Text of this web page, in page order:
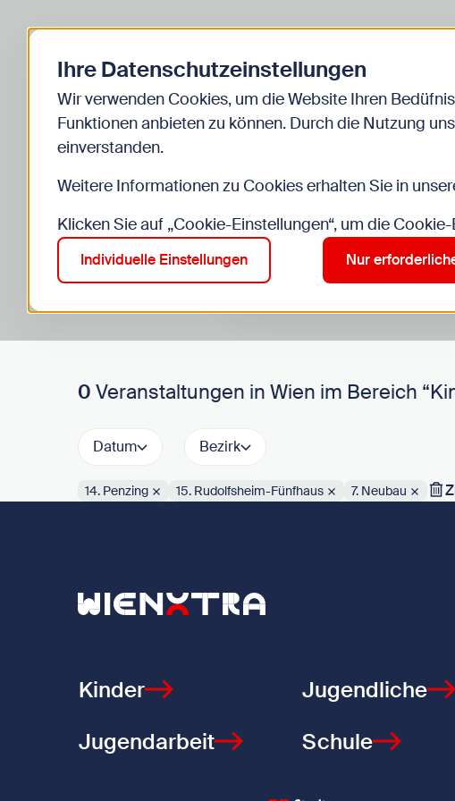
Start Kinder Veranstaltungen
Suche im Bereich “Kinder”
Suchen
0 Veranstaltungen in Wien im Bereich
Datum Bezirk
Aktive Filter:
14. Penzing 15. Rudolfsheim-Fünfhaus 7. Neubau
Zurück zur Startseite
Kinder
Jugendliche
Jugendarbeit
Schule
Ihre Datenschutzeinstellungen
Wir verwenden Cookies, um die Website Ihren
Funktionen anbieten zu können. Durch die Nutzung
einverstanden.
Weitere Informationen zu Cookies erhalten Sie in
Klicken Sie auf „Cookie-Einstellungen“, um die
Individuelle Einstellungen Nur